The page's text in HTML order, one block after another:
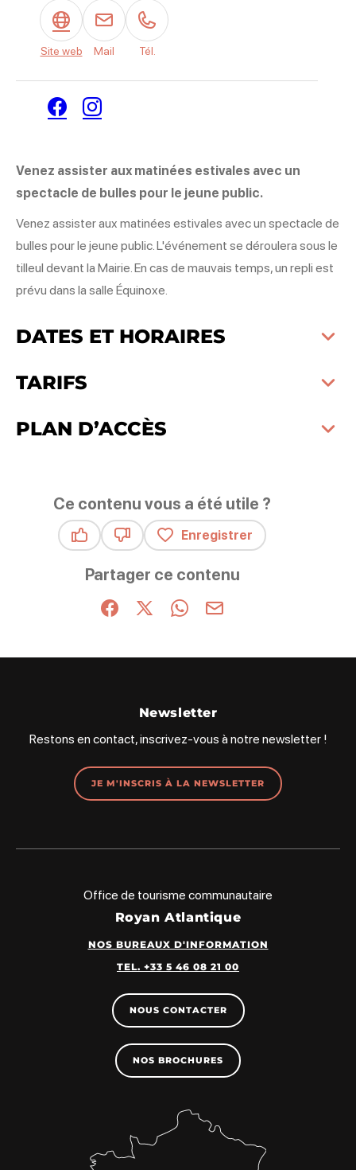
Venez assister aux matinées estivales avec un
spectacle de bulles pour le jeune public.
Venez assister aux matinées estivales avec un spectacle de
bulles pour le jeune public. L'événement se déroulera sous le
tilleul devant la Mairie. En cas de mauvais temps, un repli est
prévu dans la salle Équinoxe.
DATES ET HORAIRES
TARIFS
PLAN D’ACCÈS
Site web Mail Tél.
FacebookInstagram
Ce contenu vous a été utile ?
Enregistrer
Partager ce contenu
Partager sur Facebook (nouvelle fenêtre)
Partager sur X / Twitter (nouvelle
Partager sur WhatsApp
Partager par mail
Newsletter
Restons en contact, inscrivez-vous à notre newsletter !
JE M'INSCRIS À LA NEWSLETTER
Office de tourisme communautaire
Royan Atlantique
NOS BUREAUX D'INFORMATION
TEL. +33 5 46 08 21 00
NOUS CONTACTER
NOS BROCHURES